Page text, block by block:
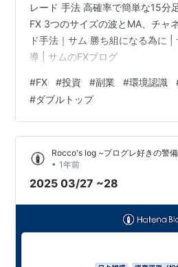
レード 手法 高確率で簡単な15分
FX 3つのサイズの波とMA、チャ
ド手法｜サム 勝ち組になる為に
導 | サムのFXブログ
#FX #投資 #副業 #環境認識
#ダブルトップ
Rocco's log ~プログレ好きの警
• 1年前
2025 03/27 ~28